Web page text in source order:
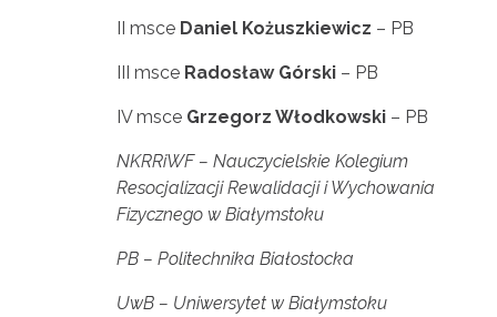
II msce Daniel Kożuszkiewicz – PB
III msce Radosław Górski– PB
IV msce Grzegorz Włodkowski– PB
NKRRiWF – Nauczycielskie Kolegium
Resocjalizacji Rewalidacji i Wychowania
Fizycznego w Białymstoku
PB – Politechnika Białostocka
UwB – Uniwersytet w Białymstoku